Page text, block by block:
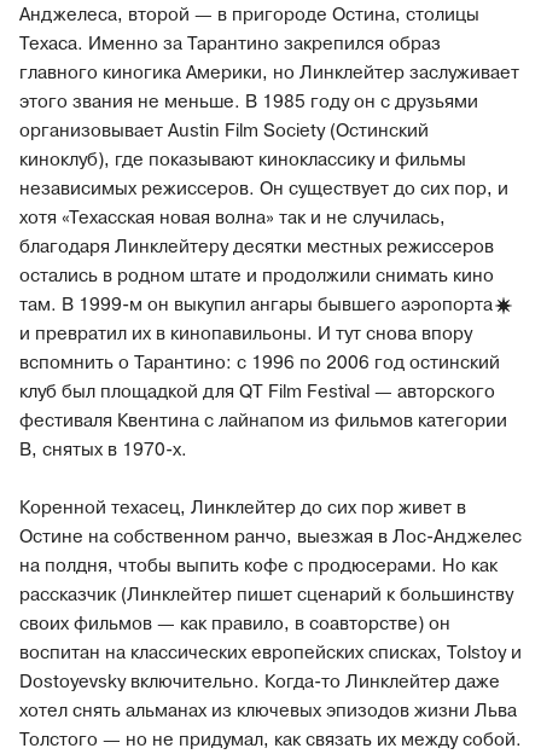
Анджелеса, второй — в пригороде Остина, столицы
Техаса. Именно за Тарантино закрепился образ
главного киногика Америки, но Линклейтер заслуживает
этого звания не меньше. В 1985 году он с друзьями
организовывает Austin Film Society (Остинский
киноклуб), где показывают киноклассику и фильмы
независимых режиссеров. Он существует до сих пор, и
хотя «Техасская новая волна» так и не случилась,
благодаря Линклейтеру десятки местных режиссеров
остались в родном штате и продолжили снимать кино
там. В 1999-м он выкупил ангары бывшего аэропорта
и превратил их в кинопавильоны. И тут снова впору
вспомнить о Тарантино: с 1996 по 2006 год остинский
клуб был площадкой для QT Film Festival — авторского
фестиваля Квентина с лайнапом из фильмов категории
В, снятых в 1970-х.
Коренной техасец, Линклейтер до сих пор живет в
Остине на собственном ранчо, выезжая в Лос-Анджелес
на полдня, чтобы выпить кофе с продюсерами. Но как
рассказчик (Линклейтер пишет сценарий к большинству
своих фильмов — как правило, в соавторстве) он
воспитан на классических европейских списках, Tolstoy и
Dostoyevsky включительно. Когда-то Линклейтер даже
хотел снять альманах из ключевых эпизодов жизни Льва
Толстого — но не придумал, как связать их между собой.